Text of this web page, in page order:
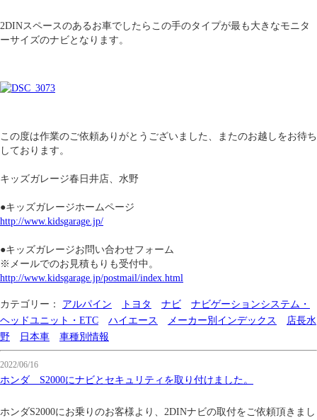
2DINスペースのあるお車でしたらこの手のタイプが最も大きなモニタ
ーサイズのナビとなります。
この度は作業のご依頼ありがとうございました、またのお越しをお待ち
しております。
キッズガレージ春日井店、水野
●キッズガレージホームページ
http://www.kidsgarage.jp/
●キッズガレージお問い合わせフォーム
※メールでのお見積もりも受付中。
http://www.kidsgarage.jp/postmail/index.html
カテゴリー： アルパイン トヨタ ナビ
ナビゲーションシステム・
ヘッドユニット・ETC
ハイエース メーカー別インデックス
店長水
野
日本車 車種別情報
2022/06/16
ホンダ S2000にナビとセキュリティを取り付けました。
ホンダS2000にお乗りのお客様より、2DINナビの取付をご依頼頂きまし